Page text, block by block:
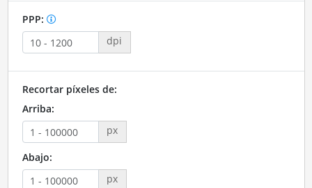
PPP:
dpi
Recortar píxeles de:
Arriba:
px
Abajo:
px